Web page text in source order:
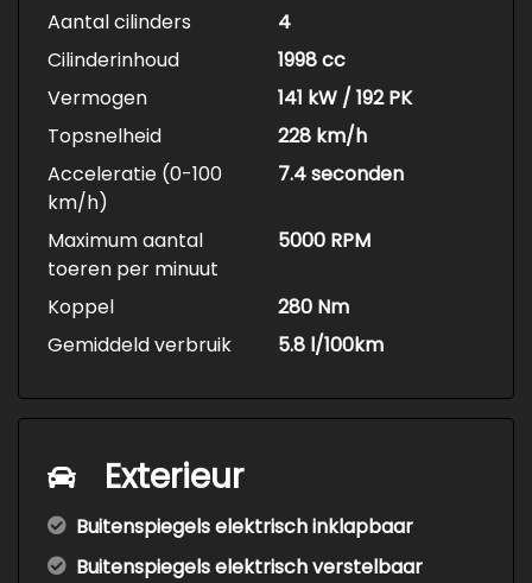
Aantal cilinders
4
Cilinderinhoud
1998 cc
Vermogen
141 kW / 192 PK
Topsnelheid
228 km/h
Acceleratie (0-100
km/h)
7.4 seconden
Maximum aantal
toeren per minuut
5000 RPM
Koppel
280 Nm
Gemiddeld verbruik
5.8 l/100km
Exterieur
Buitenspiegels elektrisch inklapbaar
Buitenspiegels elektrisch verstelbaar